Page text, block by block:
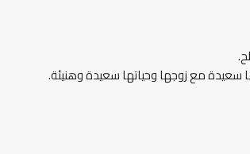
سعيدة مع زوجها وحياتها سعيدة وهنيئة.